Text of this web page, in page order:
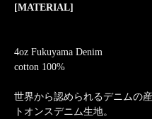
[MATERIAL]
4oz Fukuyama Denim
cotton 100%
世界から認められるデニムの
トオンスデニム生地。